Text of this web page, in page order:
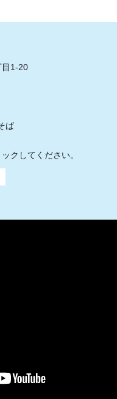
目1-20
ば
クしてください。